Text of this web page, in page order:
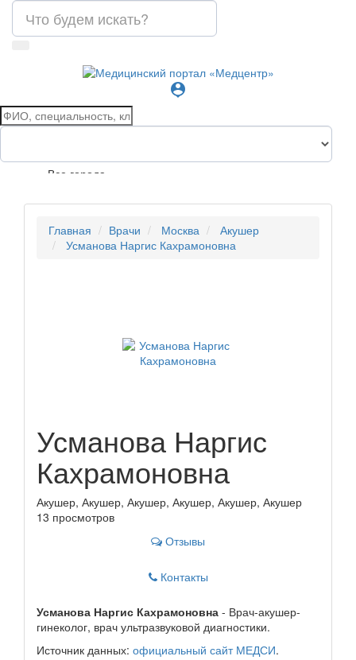
person_pin
Все города
Главная Врачи Москва
Акушер
Усманова Наргис Кахрамоновна
Усманова Наргис
Кахрамоновна
Акушер, Акушер, Акушер, Акушер, Акушер, Акушер
13 просмотров
Отзывы
Контакты
Усманова Наргис Кахрамоновна - Врач-акушер-
гинеколог, врач ультразвуковой диагностики.
Источник данных: официальный сайт МЕДСИ.